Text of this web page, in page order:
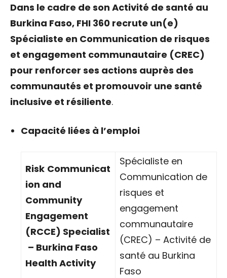
Dans le cadre de son Activité de santé au
Burkina Faso, FHI 360 recrute un(e)
Spécialiste en Communication de risques
et engagement communautaire (CREC)
pour renforcer ses actions auprès des
communautés et promouvoir une santé
inclusive et résiliente.
Capacité liées à l’emploi
Risk Communicat
ion and
Community
Engagement
(RCCE) Specialist
– Burkina Faso
Health Activity
Spécialiste en
Communication de
risques et
engagement
communautaire
(CREC) – Activité de
santé au Burkina
Faso